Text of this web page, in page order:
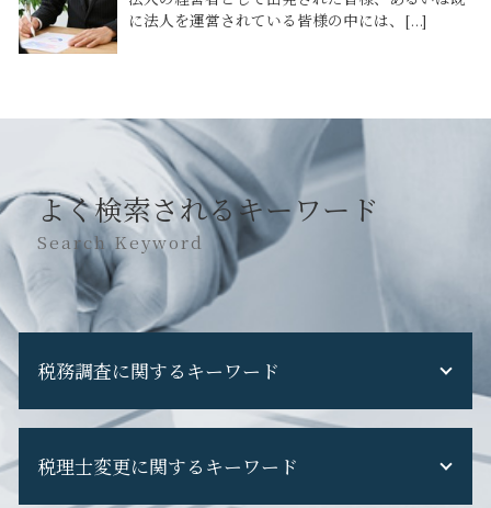
に法人を運営されている皆様の中には、[...]
よく検索されるキーワード
Search Keyword
税務調査に関するキーワード
税務調査 フリーランス
税理士変更に関するキーワード